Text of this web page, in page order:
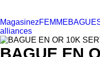
MagasinezFEMME
alliances